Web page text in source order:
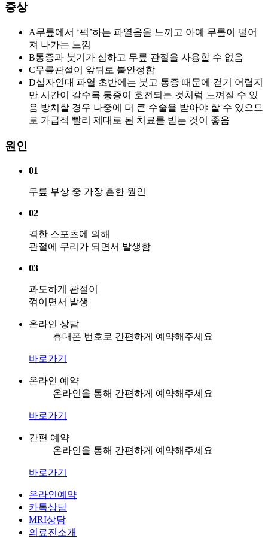
증상
A무릎에서 ‘퍽’하는 파열음을 느끼고 아예 무릎이 떨어
져 나가는 느낌
B통증과 붓기가 심하고 무릎 관절을 사용할 수 없음
C무릎관절이 앞뒤로 불안정함
D십자인대 파열 초반에는 붓고 통증 때문에 걷기 어렵지
만 시간이 갈수록 통증이 호전되는 것처럼 느껴질 수 있
음 방치할 경우 나중에 더 큰 수술을 받아야 할 수 있으므
로 가급적 빨리 제대로 된 치료를 받는 것이 좋음
원인
01
무릎 부상 중 가장 흔한 원인
02
격한 스포츠에 의해
관절에 무리가 되면서 발생함
03
과도하게 관절이
꺾이면서 발생
온라인 상담
휴대폰 번호로 간편하게 예약해주세요
바로가기
온라인 예약
온라인을 통해 간편하게 예약해주세요
바로가기
간편 예약
온라인을 통해 간편하게 예약해주세요
바로가기
온라인예약
카톡상담
MRI상담
의료진소개